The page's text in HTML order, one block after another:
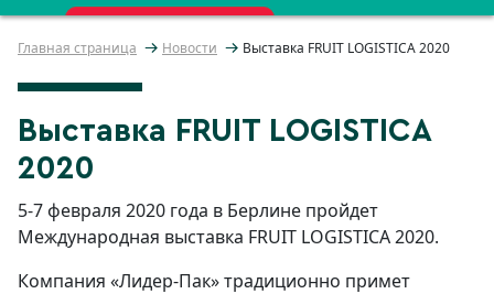
ПОЛУЧИТЬ БЕСПЛАТНО
Главная страница Новости Выставка FRUIT LOGISTICA 2020
Выставка FRUIT LOGISTICA
2020
5-7 февраля 2020 года в Берлине пройдет
Международная выставка FRUIT LOGISTICA 2020.
Компания «Лидер-Пак» традиционно примет